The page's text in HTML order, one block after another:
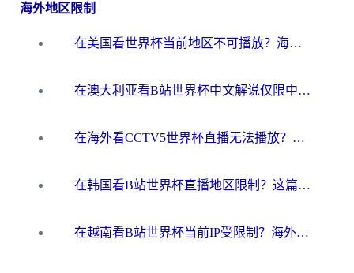
海外地区限制
在美国看世界杯当前地区不可播放？海外党体育观赛终极指南来了！
在澳大利亚看B站世界杯中文解说仅限中国大陆？这篇指南帮你打破限制看遍赛事
在海外看CCTV5世界杯直播无法播放？这篇指南让你和国内球迷同步呐喊
在韩国看B站世界杯直播地区限制？这篇指南让你告别“当前地区不可播放”
在越南看B站世界杯当前IP受限制？海外党体育观赛终极指南来了